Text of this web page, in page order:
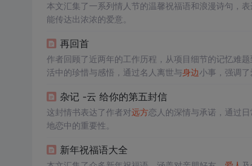
本文汇集了一系列情人节的温馨祝福语和浪漫诗句，表
能传达出浓浓的爱意。
再回首
作者回顾了近两年的工作历程，从项目细节的记忆难
活中的珍惜与感悟，通过名人离世与身边小事，强调了
杂记 -云 给你的第五封信
这封情书表达了作者对远方恋人的深情与承诺，通过
地恋中的重要性。
新年祝福语大全